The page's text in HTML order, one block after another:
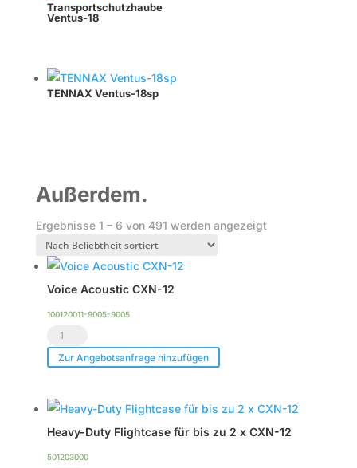
Transportschutzhaube
Ventus-18
TENNAX Ventus-18sp
Außerdem.
Ergebnisse 1 – 6 von 491 werden angezeigtNach
Voice Acoustic CXN-12
100120011-9005-9005
Voice
Acoustic
12
Menge
Zur Angebotsanfrage hinzufügen
Heavy-Duty Flightcase für bis zu 2 x CXN-12
501203000